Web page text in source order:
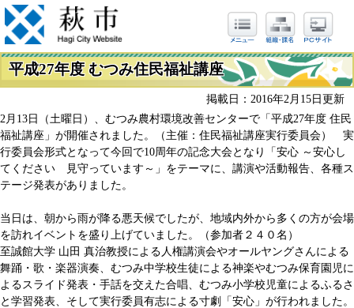
平成27年度 むつみ住民福祉講座
掲載日：2016年2月15日更新
2月13日（土曜日）、むつみ農村環境改善センターで「平成27年度 住民
福祉講座」が開催されました。（主催：住民福祉講座実行委員会） 実
行委員会形式となって今回で10周年の記念大会となり「安心 ～安心し
てください 見守っています～」をテーマに、講演や活動報告、各種ス
テージ発表がありました。
当日は、朝から雨が降る悪天候でしたが、地域内外から多くの方が会場
を訪れイベントを盛り上げていました。（参加者２４０名）
至誠館大学 山田 真治教授による人権講演会やオールヤングさんによる
舞踊・歌・楽器演奏、むつみ中学校生徒による神楽やむつみ保育園児に
よるスライド発表・手話を交えた合唱、むつみ小学校児童によるふるさ
と学習発表、そして実行委員有志による寸劇「安心」が行われました。